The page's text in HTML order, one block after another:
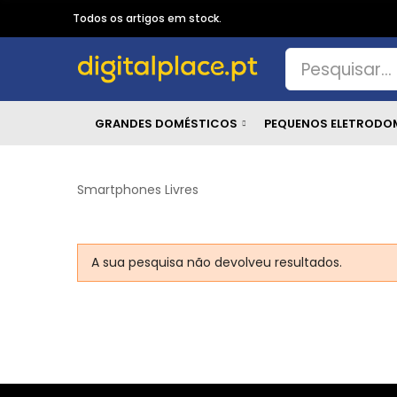
Todos os artigos em stock.
GRANDES DOMÉSTICOS PEQUENOS
Smartphones Livres
A sua pesquisa não devolveu resultados.